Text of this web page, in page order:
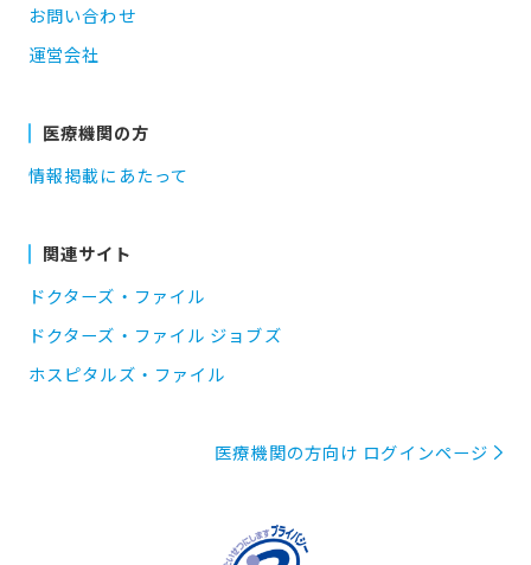
お問い合わせ
運営会社
医療機関の方
情報掲載にあたって
関連サイト
ドクターズ・ファイル
ドクターズ・ファイル ジョブズ
ホスピタルズ・ファイル
医療機関の方向け ログインページ